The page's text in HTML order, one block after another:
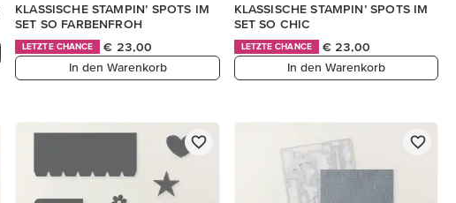
KLASSISCHE STAMPIN’ SPOTS IM
SET SO FARBENFROH
LETZTE CHANCE
€ 23,00
In den Warenkorb
KLASSISCHE STAMPIN’ SPOTS IM
SET SO CHIC
LETZTE CHANCE
€ 23,00
In den Warenkorb